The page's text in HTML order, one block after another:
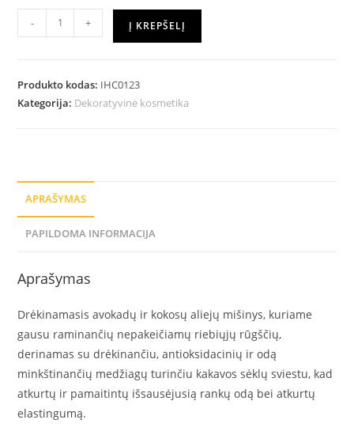
- + Į KREPŠELĮ
Produkto kodas: IHC0123
Kategorija: Dekoratyvinė kosmetika
APRAŠYMAS
PAPILDOMA INFORMACIJA
Aprašymas
Drėkinamasis avokadų ir kokosų aliejų mišinys, kuriame
gausu raminančių nepakeičiamų riebiųjų rūgščių,
derinamas su drėkinančiu, antioksidacinių ir odą
minkštinančių medžiagų turinčiu kakavos sėklų sviestu, kad
atkurtų ir pamaitintų išsausėjusią rankų odą bei atkurtų
elastingumą.